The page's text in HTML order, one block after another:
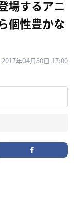
場するアニ
個性豊かな
2017年04月30日 17:00